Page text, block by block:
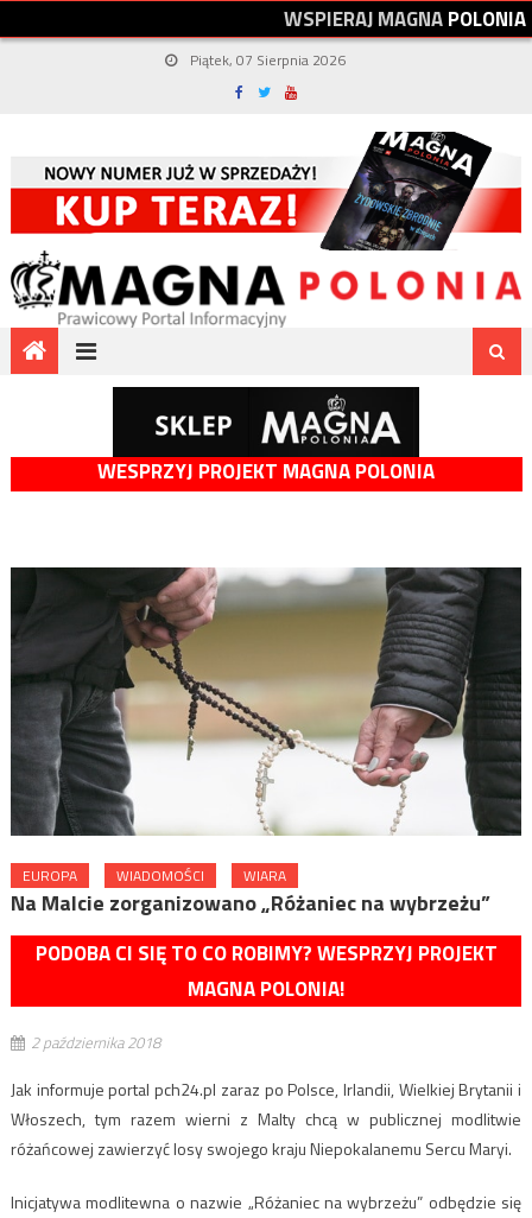
WSPIERAJMAGNAPOLONIA
Piątek, 07 Sierpnia 2026
WESPRZYJ PROJEKT MAGNA POLONIA
EUROPA WIADOMOŚCI WIARA
Na Malcie zorganizowano „Różaniec na wybrzeżu”
PODOBA CI SIĘ TO CO ROBIMY? WESPRZYJ PROJEKT
MAGNA POLONIA!
2 października 2018
Jak informuje portal pch24.pl zaraz po Polsce, Irlandii, Wielkiej Brytanii i
Włoszech, tym razem wierni z Malty chcą w publicznej modlitwie
różańcowej zawierzyć losy swojego kraju Niepokalanemu Sercu Maryi.
Inicjatywa modlitewna o nazwie „Różaniec na wybrzeżu” odbędzie się